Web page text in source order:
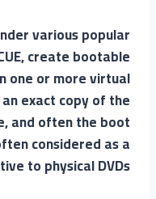
various popular
create bootable
one or more virtual
exact copy of the
and often the boot
considered as a
to physical DVDs.